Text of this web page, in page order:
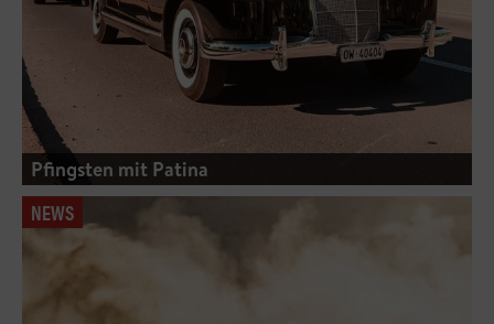
Pfingsten mit Patina
NEWS